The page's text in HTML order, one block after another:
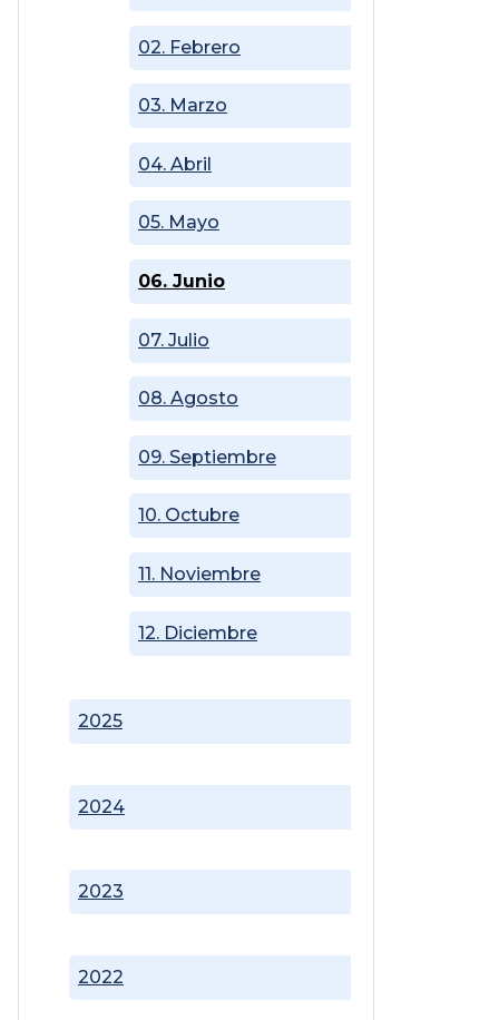
2022
2023
2024
2025
02. Febrero
03. Marzo
04. Abril
05. Mayo
06. Junio
07. Julio
08. Agosto
09. Septiembre
10. Octubre
11. Noviembre
12. Diciembre